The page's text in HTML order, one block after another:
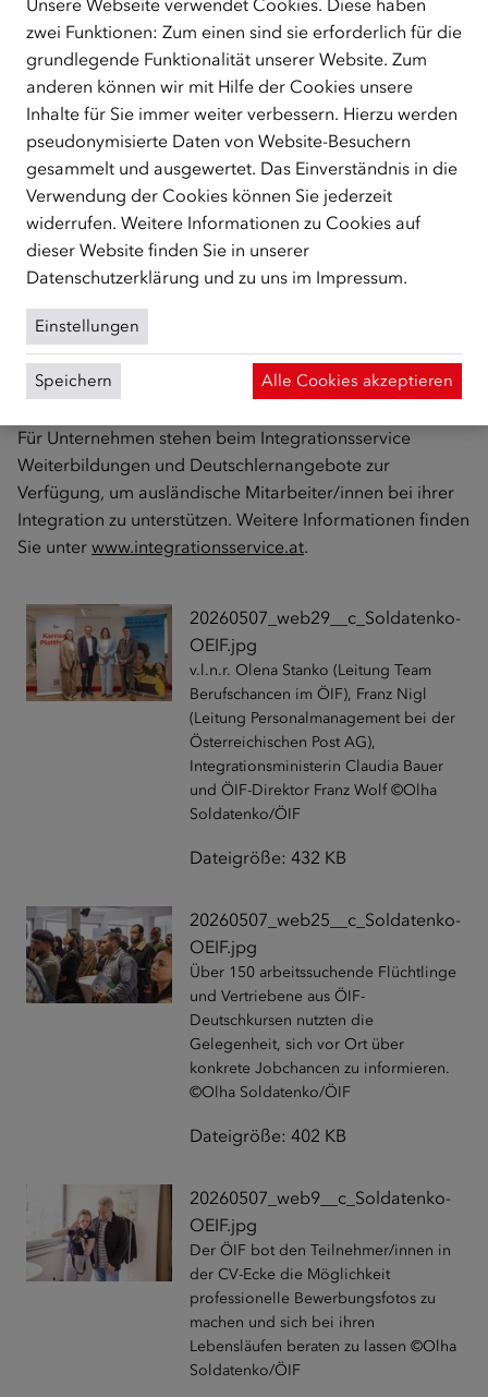
internationale Fachkräfte vor. Die Angebote unterstützen
Zuwander/innen dabei, ihre Deutschkenntnisse orts- und
zeitunabhängig zu verbessern. Über das ÖIF-
Sprachportal stehen pro Woche mehr als 70 digitale
Deutschkurse mit qualifizierten Deutsch-Trainer/innen
sowie digitale Selbstlernangebote zur Verfügung –
darunter auch berufsspezifische Angebote für Pflege-
und Gesundheitsberufe, Tourismus und
Lebensmittelhandel.
Über das ÖIF-Integrationsservice für Fachkräfte
Als zentrale Anlaufstelle für Fachkräfte, ihre Angehörigen
und Unternehmen bietet das ÖIF-Integrationsservice für
Fachkräfte Informationen, Beratungen und
Für Unternehmen stehen beim Integrationsservice
Weiterbildungen und Deutschlernangebote zur
Verfügung, um ausländische Mitarbeiter/innen bei ihrer
Integration zu unterstützen. Weitere Informationen finden
Sie unter www.integrationsservice.at.
20260507_web29__c_Soldatenko-
OEIF.jpg
v.l.n.r. Olena Stanko (Leitung Team
Berufschancen im ÖIF), Franz Nigl
(Leitung Personalmanagement bei der
Österreichischen Post AG),
Integrationsministerin Claudia Bauer
und ÖIF-Direktor Franz Wolf ©Olha
Soldatenko/ÖIF
Dateigröße: 432 KB
20260507_web25__c_Soldatenko-
OEIF.jpg
Über 150 arbeitssuchende Flüchtlinge
und Vertriebene aus ÖIF-
Deutschkursen nutzten die
Gelegenheit, sich vor Ort über
konkrete Jobchancen zu informieren.
©Olha Soldatenko/ÖIF
Dateigröße: 402 KB
20260507_web9__c_Soldatenko-
OEIF.jpg
Der ÖIF bot den Teilnehmer/innen in
der CV-Ecke die Möglichkeit
professionelle Bewerbungsfotos zu
machen und sich bei ihren
Lebensläufen beraten zu lassen ©Olha
Soldatenko/ÖIF
Unsere Webseite verwendet Cookies. Diese haben
zwei Funktionen: Zum einen sind sie erforderlich für die
grundlegende Funktionalität unserer Website. Zum
anderen können wir mit Hilfe der Cookies unsere
Inhalte für Sie immer weiter verbessern. Hierzu werden
pseudonymisierte Daten von Website-Besuchern
gesammelt und ausgewertet. Das Einverständnis in die
Verwendung der Cookies können Sie jederzeit
widerrufen. Weitere Informationen zu Cookies auf
dieser Website finden Sie in unserer
Datenschutzerklärung und zu uns im Impressum.
Einstellungen
Speichern Alle Cookies akzeptieren